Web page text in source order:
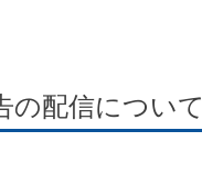
の配信について